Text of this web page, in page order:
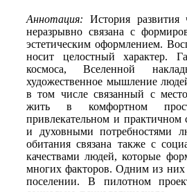
Аннотация: История развития
неразрывно связана с
эстетическим оформлением.
носит целостный характер.
космоса, Вселенной
художественное мышление
в том числе связанный с
жить в комфортном
привлекательном и практичном
и духовными потребностями
обитания связана также с
качествами людей, которые
многих факторов. Одним из них
поселении. В пилотном